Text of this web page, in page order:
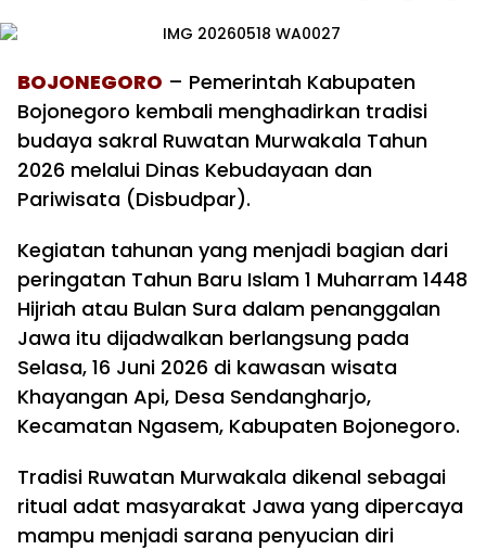
BOJONEGORO – Pemerintah Kabupaten
Bojonegoro kembali menghadirkan tradisi
budaya sakral Ruwatan Murwakala Tahun
2026 melalui Dinas Kebudayaan dan
Pariwisata (Disbudpar).
Kegiatan tahunan yang menjadi bagian dari
peringatan Tahun Baru Islam 1 Muharram 1448
Hijriah atau Bulan Sura dalam penanggalan
Jawa itu dijadwalkan berlangsung pada
Selasa, 16 Juni 2026 di kawasan wisata
Khayangan Api, Desa Sendangharjo,
Kecamatan Ngasem, Kabupaten Bojonegoro.
Tradisi Ruwatan Murwakala dikenal sebagai
ritual adat masyarakat Jawa yang dipercaya
mampu menjadi sarana penyucian diri